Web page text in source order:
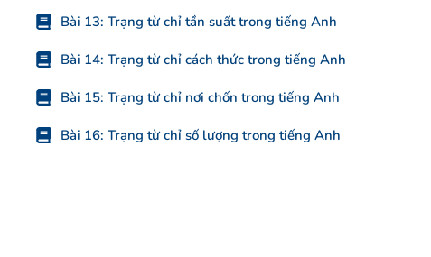
Bài 13: Trạng từ chỉ tần suất trong tiếng Anh
Bài 14: Trạng từ chỉ cách thức trong tiếng Anh
Bài 15: Trạng từ chỉ nơi chốn trong tiếng Anh
Bài 16: Trạng từ chỉ số lượng trong tiếng Anh